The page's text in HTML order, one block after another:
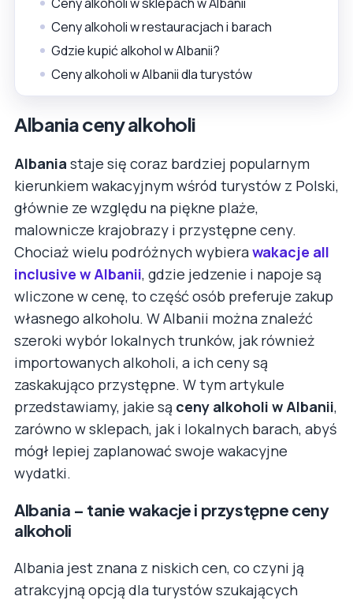
Ceny alkoholi w restauracjach i barach
Gdzie kupić alkohol w Albanii?
Ceny alkoholi w Albanii dla turystów
Albania ceny alkoholi
Albania staje się coraz bardziej popularnym
kierunkiem wakacyjnym wśród turystów z Polski,
głównie ze względu na piękne plaże,
malownicze krajobrazy i przystępne ceny.
Chociaż wielu podróżnych wybierawakacje all
inclusive w Albanii, gdzie jedzenie i napoje są
wliczone w cenę, to część osób preferuje zakup
własnego alkoholu. W Albanii można znaleźć
szeroki wybór lokalnych trunków, jak również
importowanych alkoholi, a ich ceny są
zaskakująco przystępne. W tym artykule
przedstawiamy, jakie są ceny alkoholi w Albanii,
zarówno w sklepach, jak i lokalnych barach, abyś
mógł lepiej zaplanować swoje wakacyjne
wydatki.
Albania – tanie wakacje i przystępne ceny
alkoholi
Albania jest znana z niskich cen, co czyni ją
atrakcyjną opcją dla turystów szukających